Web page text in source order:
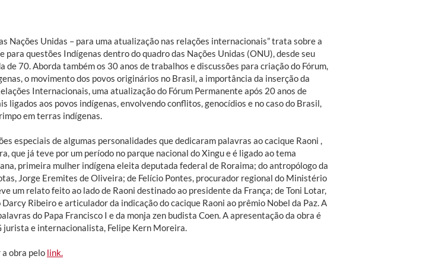
Nações Unidas – para uma atualização nas relações internacionais” trata sobre a
para questões Indígenas dentro do quadro das Nações Unidas (ONU), desde seu
de 70. Aborda também os 30 anos de trabalhos e discussões para criação do Fórum,
o movimento dos povos originários no Brasil, a importância da inserção da
Internacionais, uma atualização do Fórum Permanente após 20 anos de
ligados aos povos indígenas, envolvendo conflitos, genocídios e no caso do Brasil,
em terras indígenas.
especiais de algumas personalidades que dedicaram palavras ao cacique Raoni ,
que já teve por um período no parque nacional do Xingu e é ligado ao tema
primeira mulher indígena eleita deputada federal de Roraima; do antropólogo da
Jorge Eremites de Oliveira; de Felício Pontes, procurador regional do Ministério
um relato feito ao lado de Raoni destinado ao presidente da França; de Toni Lotar,
Ribeiro e articulador da indicação do cacique Raoni ao prêmio Nobel da Paz. A
do Papa Francisco I e da monja zen budista Coen. A apresentação da obra é
jurista e internacionalista, Felipe Kern Moreira.
obra pelo link.